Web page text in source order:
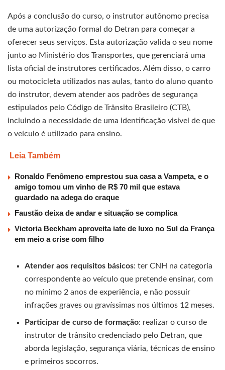
Após a conclusão do curso, o instrutor autônomo precisa
de uma autorização formal do Detran para começar a
oferecer seus serviços. Esta autorização valida o seu nome
junto ao Ministério dos Transportes, que gerenciará uma
lista oficial de instrutores certificados. Além disso, o carro
ou motocicleta utilizados nas aulas, tanto do aluno quanto
do instrutor, devem atender aos padrões de segurança
estipulados pelo Código de Trânsito Brasileiro (CTB),
incluindo a necessidade de uma identificação visível de que
o veículo é utilizado para ensino.
Leia Também
Ronaldo Fenômeno emprestou sua casa a Vampeta, e o
amigo tomou um vinho de R$ 70 mil que estava
guardado na adega do craque
Faustão deixa de andar e situação se complica
Victoria Beckham aproveita iate de luxo no Sul da França
em meio a crise com filho
Atender aos requisitos básicos: ter CNH na categoria
correspondente ao veículo que pretende ensinar, com
no mínimo 2 anos de experiência, e não possuir
infrações graves ou gravíssimas nos últimos 12 meses.
Participar de curso de formação: realizar o curso de
instrutor de trânsito credenciado pelo Detran, que
aborda legislação, segurança viária, técnicas de ensino
e primeiros socorros.